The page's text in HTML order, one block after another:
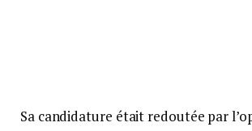
Sa candidature était redoutée par